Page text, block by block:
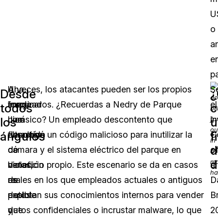
o
Desde
todos
los
ángulos
Al
imaginar
una
filtración
de
datos,
es
posible
que
Una
forma
bien
conocida
de
violación
de
datos
y
A veces, los atacantes pueden ser los propios
empleados. ¿Recuerdas a Nedry de Parque
Jurásico? Un empleado descontento que
desplegó un código malicioso para inutilizar la
cámara y el sistema eléctrico del parque en
beneficio propio. Este escenario se da en casos
reales en los que empleados actuales o antiguos
explotan sus conocimientos internos para vender
datos confidenciales o incrustar malware, lo que
el
of
a